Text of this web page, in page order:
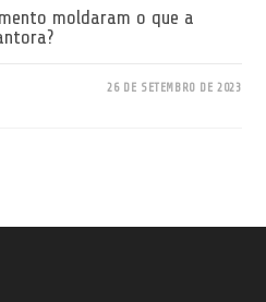
moldaram o que a
26 DE SETEMBRO DE 2023